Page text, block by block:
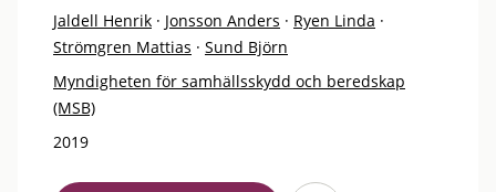
Jaldell Henrik · Jonsson Anders · Ryen Linda ·
Strömgren Mattias · Sund Björn
Myndigheten för samhällsskydd och beredskap
(MSB)
2019